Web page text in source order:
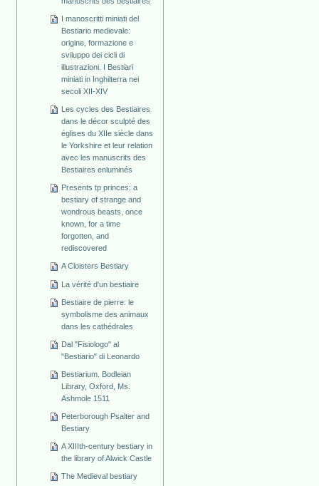
I manoscritti miniati del
Bestiario medievale:
origine, formazione e
sviluppo dei cicli di
illustrazioni. I Bestiari
miniati in Inghilterra nei
secoli XII-XIV
Les cycles des Bestiaires
dans le décor sculpté des
églises du XIIe siècle dans
le Yorkshire et leur relation
avec les manuscrits des
Bestiaires enluminés
Presents tp princes: a
bestiary of strange and
wondrous beasts, once
known, for a time
forgotten, and
rediscovered
A Cloisters Bestiary
La vérité d'un bestiaire
Bestiaire de pierre: le
symbolisme des animaux
dans les cathédrales
Dal "Fisiologo" al
"Bestiario" di Leonardo
Bestiarium. Bodleian
Library, Oxford, Ms.
Ashmole 1511
Peterborough Psalter and
Bestiary
A XIIIth-century bestiary in
the library of Alwick Castle
The Medieval bestiary